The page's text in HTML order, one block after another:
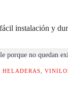
instalación y
porque no quedan
HELADERAS